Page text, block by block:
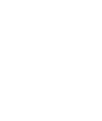
92 მიმოხილვა